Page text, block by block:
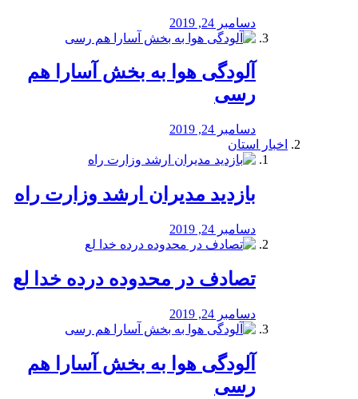
دسامبر 24, 2019
آلودگی هوا به بخش آسارا هم
رسی
دسامبر 24, 2019
اخبار استان
بازدید مدیران ارشد وزارت راه
دسامبر 24, 2019
تصادف در محدوده درده خدا لع
دسامبر 24, 2019
آلودگی هوا به بخش آسارا هم
رسی